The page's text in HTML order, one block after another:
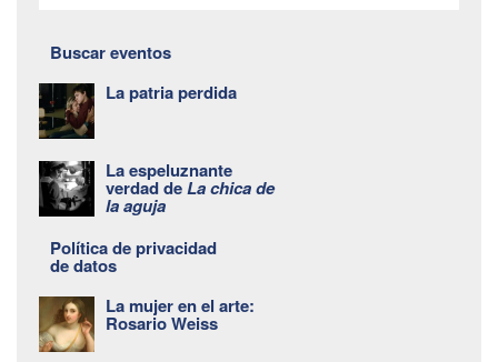
Buscar eventos
La patria perdida
La espeluznante
verdad deLa chica de
la aguja
Política de privacidad
de datos
La mujer en el arte:
Rosario Weiss